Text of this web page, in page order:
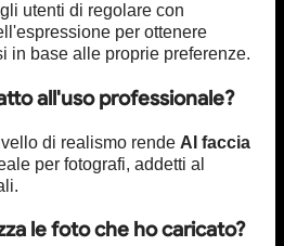
utenti di regolare con
per ottenere
in base alle proprie preferenze.
all'uso professionale?
di realismo rende AI faccia
per fotografi, addetti al
le foto che ho caricato?